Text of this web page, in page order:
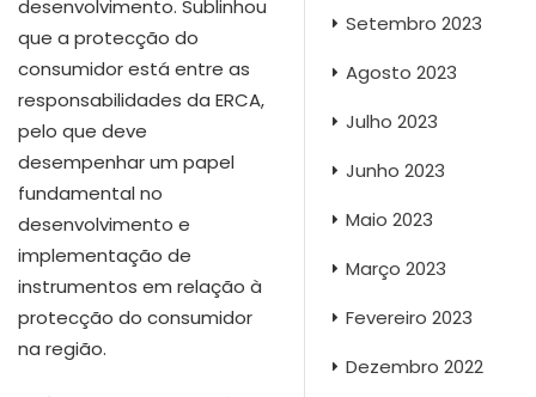
desenvolvimento. Sublinhou
que a protecção do
consumidor está entre as
responsabilidades da ERCA,
pelo que deve
desempenhar um papel
fundamental no
desenvolvimento e
implementação de
instrumentos em relação à
protecção do consumidor
na região.
Setembro 2023
Agosto 2023
Julho 2023
Junho 2023
Maio 2023
Março 2023
Fevereiro 2023
Dezembro 2022